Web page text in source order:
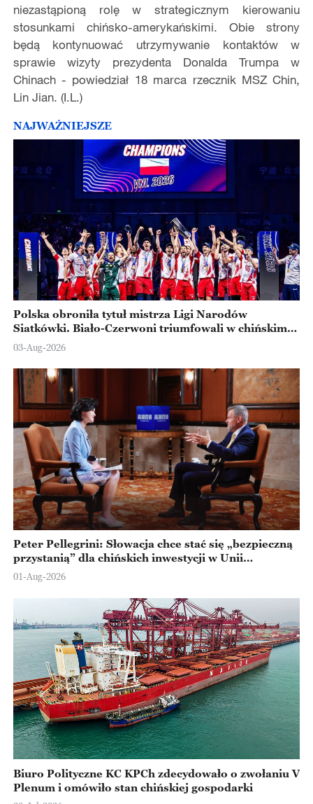
niezastąpioną rolę w strategicznym kierowaniu
stosunkami chińsko-amerykańskimi. Obie strony
będą kontynuować utrzymywanie kontaktów w
sprawie wizyty prezydenta Donalda Trumpa w
Chinach - powiedział 18 marca rzecznik MSZ Chin,
Lin Jian. (I.L.)
NAJWAŻNIEJSZE
Polska obroniła tytuł mistrza Ligi Narodów
Siatkówki. Biało-Czerwoni triumfowali w chińskim
Ningbo
03-Aug-2026
Peter Pellegrini: Słowacja chce stać się „bezpieczną
przystanią” dla chińskich inwestycji w Unii
Europejskiej
01-Aug-2026
Biuro Polityczne KC KPCh zdecydowało o zwołaniu V
Plenum i omówiło stan chińskiej gospodarki